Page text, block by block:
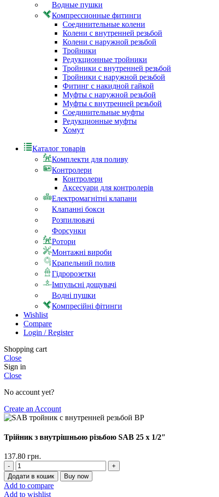
Водные пушки
Компрессионные фитинги
Соединительные колени
Колени с внутренней резьбой
Колени с наружной резьбой
Тройники
Редукционные тройники
Тройники с внутренней резьбой
Тройники с наружной резьбой
Фитинг с накидной гайкой
Муфты с наружной резьбой
Муфты с внутренней резьбой
Соединительные муфты
Редукционные муфты
Хомут
Каталог товарів
Комплекти для поливу
Контролери
Контролери
Аксесуари для контролерів
Електромагнітні клапани
Клапанні бокси
Розпилювачі
Форсунки
Ротори
Монтажні вироби
Крапельний полив
Гідророзетки
Імпульсні дощувачі
Водні пушки
Компресійні фітинги
Wishlist
Compare
Login / Register
Shopping cart
Close
Sign in
Close
No account yet?
Create an Account
Трійник з внутрішньою різьбою SAB 25 х 1/2″
137.80 грн.
Додати в кошик Buy now
Add to compare
Add to wishlist